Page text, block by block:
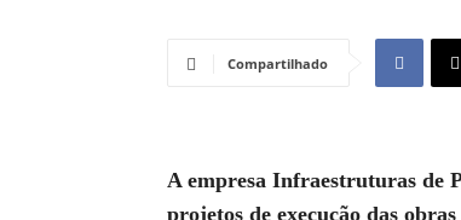
Compartilhado
A empresa Infraestruturas de
projetos de execução das